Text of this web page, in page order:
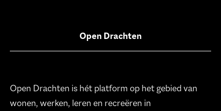
Open Drachten
Open Drachten is hét platform op het gebied van
wonen, werken, leren en recreëren in